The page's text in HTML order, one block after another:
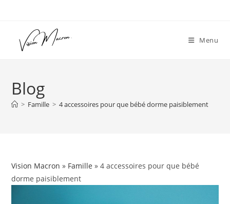
Menu
Blog
> Famille > 4 accessoires pour que bébé dorme paisiblement
Vision Macron » Famille » 4 accessoires pour que bébé
dorme paisiblement